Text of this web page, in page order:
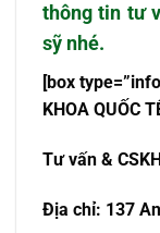
thông tin tư
sỹ nhé.
[box
KHOA QUỐC T
Tưvấn &
Địa chỉ: 137